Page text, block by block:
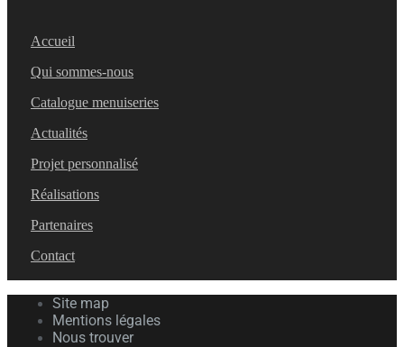
Accueil
Qui sommes-nous
Catalogue menuiseries
Actualités
Projet personnalisé
Réalisations
Partenaires
Contact
Site map
Mentions légales
Nous trouver